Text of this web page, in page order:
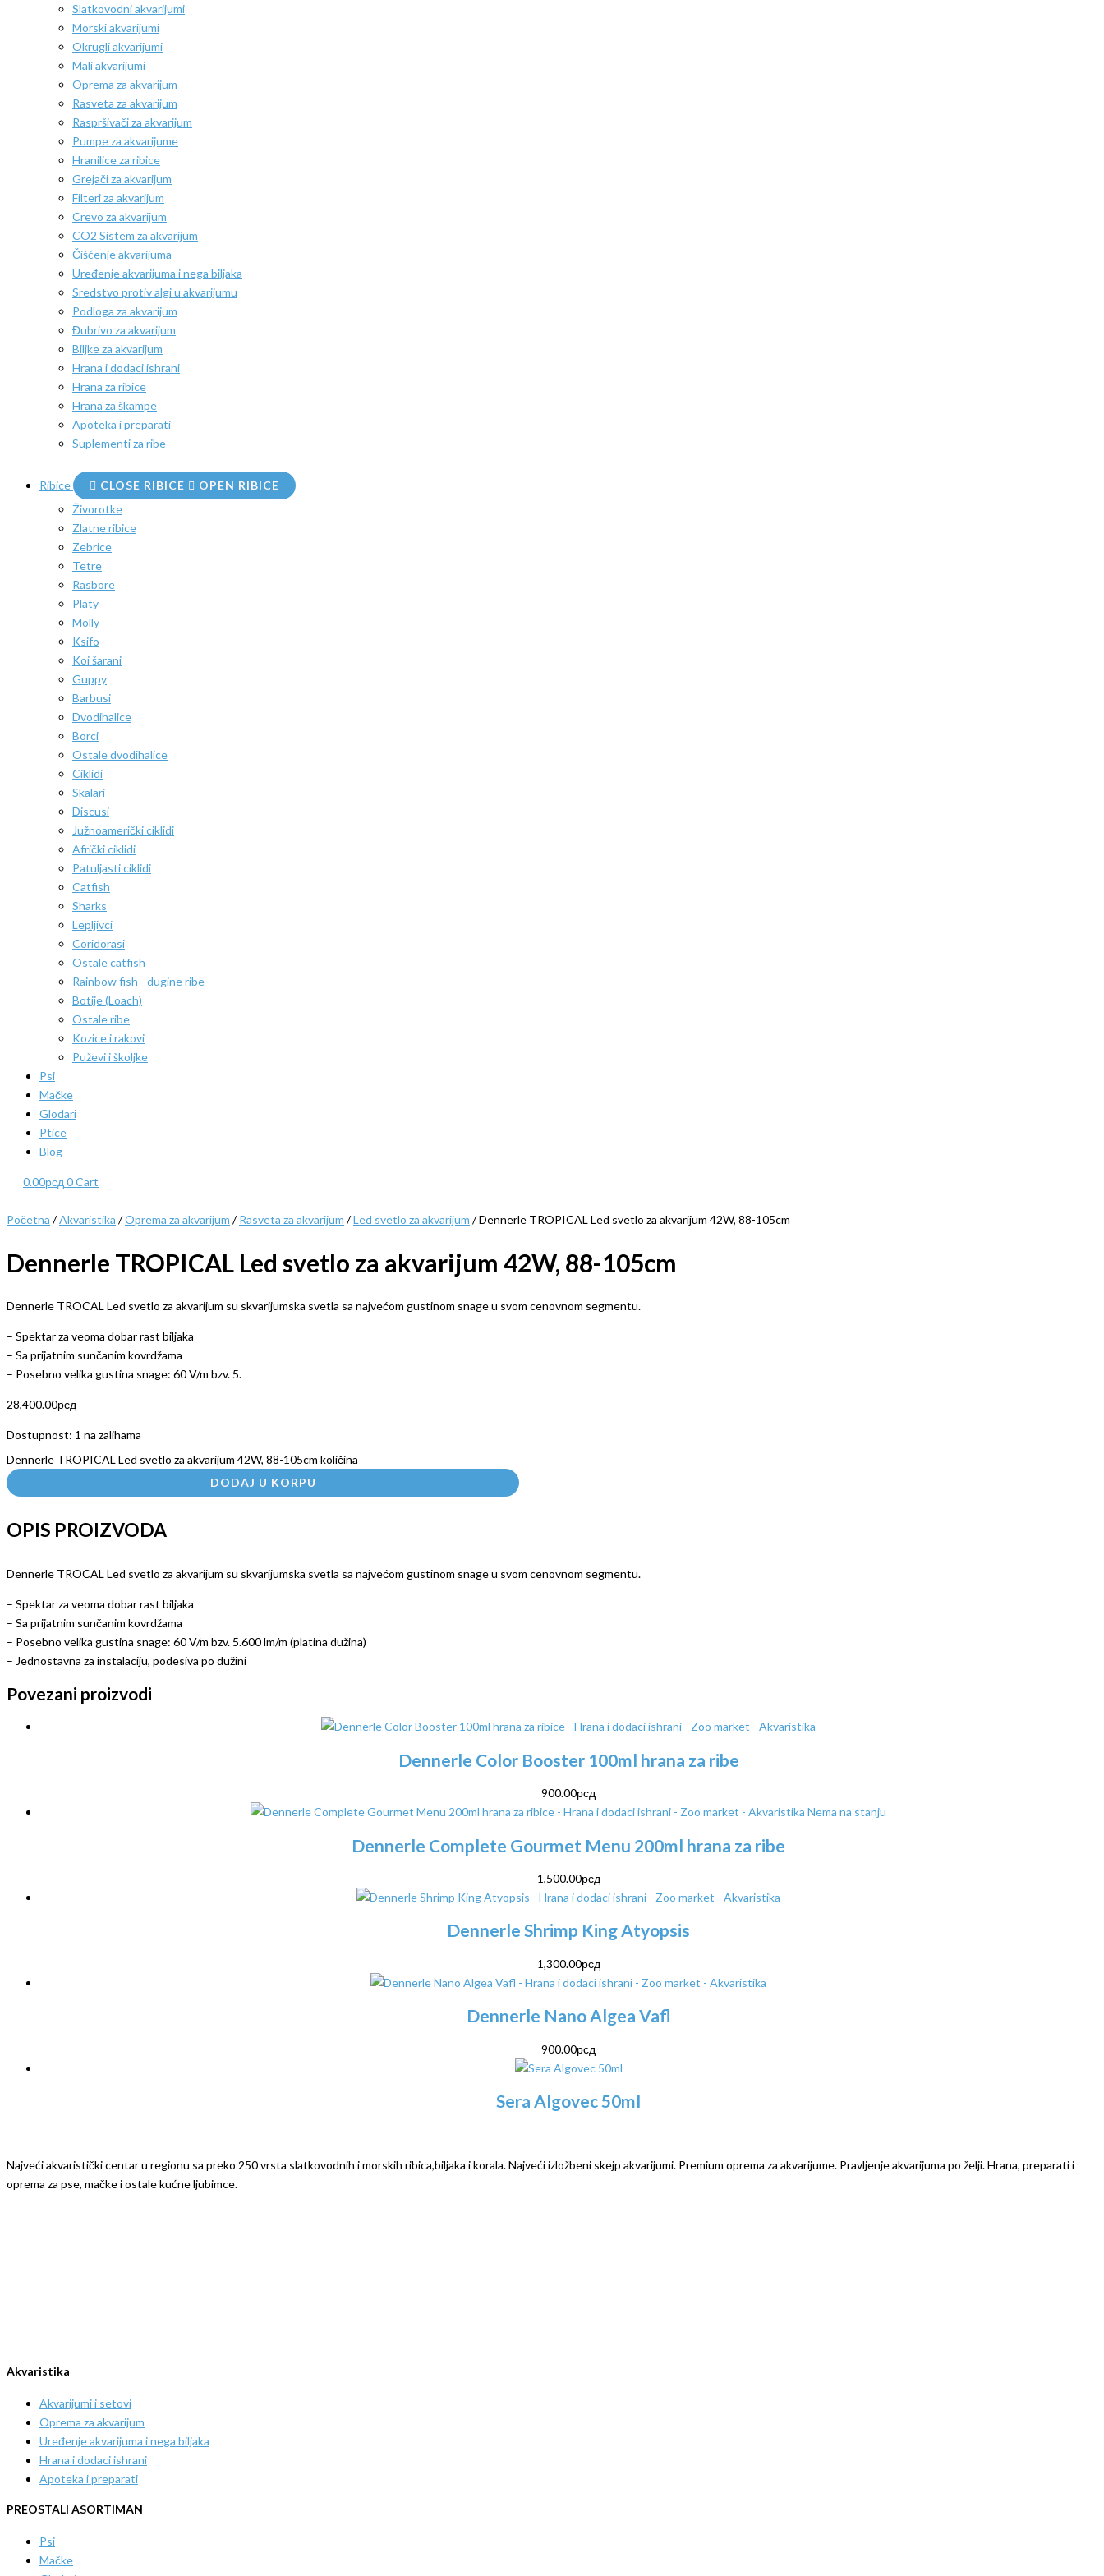
Slatkovodni akvarijumi
Morski akvarijumi
Okrugli akvarijumi
Mali akvarijumi
Oprema za akvarijum
Rasveta za akvarijum
Raspršivači za akvarijum
Pumpe za akvarijume
Hranilice za ribice
Grejači za akvarijum
Filteri za akvarijum
Crevo za akvarijum
CO2 Sistem za akvarijum
Čišćenje akvarijuma
Uređenje akvarijuma i nega biljaka
Sredstvo protiv algi u akvarijumu
Podloga za akvarijum
Đubrivo za akvarijum
Biljke za akvarijum
Hrana i dodaci ishrani
Hrana za ribice
Hrana za škampe
Apoteka i preparati
Suplementi za ribe
Ribice CLOSE RIBICE
OPEN RIBICE
Živorotke
Zlatne ribice
Zebrice
Tetre
Rasbore
Platy
Molly
Ksifo
Koi šarani
Guppy
Barbusi
Dvodihalice
Borci
Ostale dvodihalice
Ciklidi
Skalari
Discusi
Južnoamerički ciklidi
Afrički ciklidi
Patuljasti ciklidi
Catfish
Sharks
Lepljivci
Coridorasi
Ostale catfish
Rainbow fish - dugine ribe
Botije (Loach)
Ostale ribe
Kozice i rakovi
Puževi i školjke
Psi
Mačke
Glodari
Ptice
Blog
0.00рсд 0Cart
Početna /Akvaristika /Oprema za akvarijum /Rasveta za akvarijum /Led svetlo za akvarijum / Dennerle TROPICAL Led svetlo za akvarijum 42W, 88-105cm
Dennerle TROPICAL Led svetlo za akvarijum 42W, 88-105cm
Dennerle TROCAL Led svetlo za akvarijum su skvarijumska svetla sa najvećom gustinom snage u svom cenovnom segmentu.
– Spektar za veoma dobar rast biljaka
– Sa prijatnim sunčanim kovrdžama
– Posebno velika gustina snage: 60 V/m bzv. 5.
28,400.00рсд
Dostupnost: 1 na zalihama
Dennerle TROPICAL Led svetlo za akvarijum 42W, 88-105cm količina
DODAJ U KORPU
OPIS PROIZVODA
Dennerle TROCAL Led svetlo za akvarijum su skvarijumska svetla sa najvećom gustinom snage u svom cenovnom segmentu.
– Spektar za veoma dobar rast biljaka
– Sa prijatnim sunčanim kovrdžama
– Posebno velika gustina snage: 60 V/m bzv. 5.600 lm/m (platina dužina)
– Jednostavna za instalaciju, podesiva po dužini
Povezani proizvodi
Dennerle Color Booster 100ml hrana za ribe
900.00рсд
Nema na stanju
Dennerle Complete Gourmet Menu 200ml hrana za ribe
1,500.00рсд
Dennerle Shrimp King Atyopsis
1,300.00рсд
Dennerle Nano Algea Vafl
900.00рсд
Sera Algovec 50ml
Najveći akvaristički centar u regionu sa preko 250 vrsta slatkovodnih i morskih ribica,biljaka i korala. Najveći izložbeni skejp akvarijumi. Premium oprema za akvarijume. Pravljenje akvarijuma po želji. Hrana, preparati i
oprema za pse, mačke i ostale kućne ljubimce.
Akvaristika
Akvarijumi i setovi
Oprema za akvarijum
Uređenje akvarijuma i nega biljaka
Hrana i dodaci ishrani
Apoteka i preparati
PREOSTALI ASORTIMAN
Psi
Mačke